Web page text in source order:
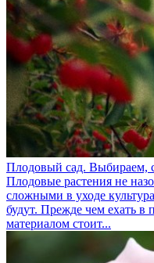
Плодовый сад. Выбираем,
Плодовые растения не
сложными в уходе
будут. Прежде чем ехать
материалом стоит...